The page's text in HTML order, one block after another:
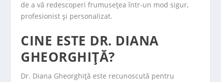
de a vă redescoperi frumusețea într-un mod sigur,
profesionist și personalizat.
CINE ESTE DR. DIANA
GHEORGHIȚĂ?
Dr. Diana Gheorghiță este recunoscută pentru